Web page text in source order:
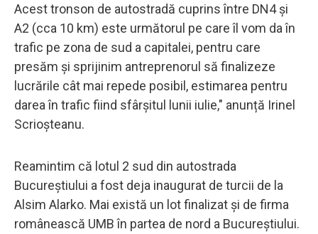
Acest tronson de autostradă cuprins între DN4 și
A2 (cca 10 km) este următorul pe care îl vom da în
trafic pe zona de sud a capitalei, pentru care
presăm și sprijinim antreprenorul să finalizeze
lucrările cât mai repede posibil, estimarea pentru
darea în trafic fiind sfârșitul lunii iulie," anunță Irinel
Scrioșteanu.
Reamintim că lotul 2 sud din autostrada
Bucureștiului a fost deja inaugurat de turcii de la
Alsim Alarko. Mai există un lot finalizat și de firma
românească UMB în partea de nord a Bucureștiului.